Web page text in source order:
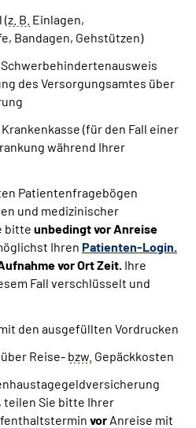
(z. B. Einlagen,
Bandagen, Gehstützen)
des Versorgungsamtes über
(für den Fall einer
während Ihrer
Patientenfragebögen
und medizinischer
bitte unbedingtvor Anreise
Ihren Patienten-Login.
vor Ort Zeit. Ihre
Fall verschlüsselt und
den ausgefüllten Vordrucken
Reise- bzw. Gepäckkosten
teilen Sie bitte Ihrer
vor Anreise mit